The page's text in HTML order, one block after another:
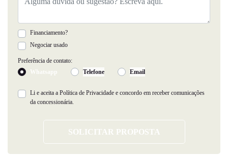
Financiamento?
Negociar usado
Preferência de contato:
Whatsapp
Telefone Email
Li e aceita a Política de Privacidade e concordo em receber comunicações
da concessionária.
SOLICITAR PROPOSTA